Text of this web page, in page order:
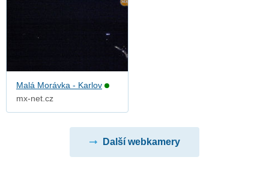
Malá Morávka - Karlov
mx-net.cz
Další webkamery